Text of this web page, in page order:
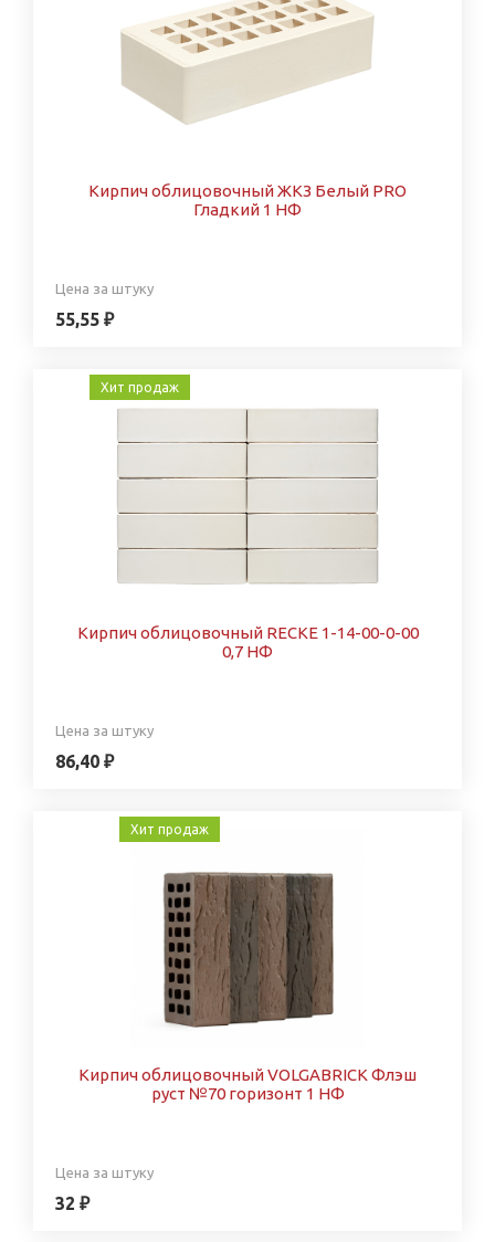
Кирпич облицовочный ЖКЗ Белый PRO
Гладкий 1 НФ
Цена за штуку
55,55 ₽
Хит продаж
Кирпич облицовочный RECKE 1-14-00-0-00
0,7 НФ
Цена за штуку
86,40 ₽
Хит продаж
Кирпич облицовочный VOLGABRICK Флэш
руст №70 горизонт 1 НФ
Цена за штуку
32 ₽